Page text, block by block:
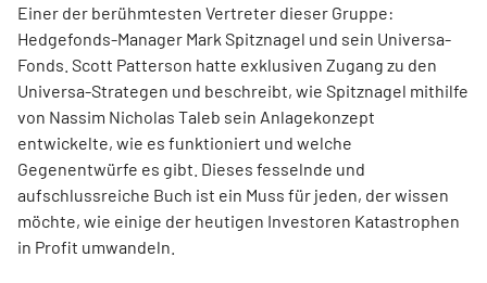
Einer der berühmtesten Vertreter dieser Gruppe:
Hedgefonds-Manager Mark Spitznagel und sein Universa-
Fonds. Scott Patterson hatte exklusiven Zugang zu den
Universa-Strategen und beschreibt, wie Spitznagel mithilfe
von Nassim Nicholas Taleb sein Anlagekonzept
entwickelte, wie es funktioniert und welche
Gegenentwürfe es gibt. Dieses fesselnde und
aufschlussreiche Buch ist ein Muss für jeden, der wissen
möchte, wie einige der heutigen Investoren Katastrophen
in Profit umwandeln.